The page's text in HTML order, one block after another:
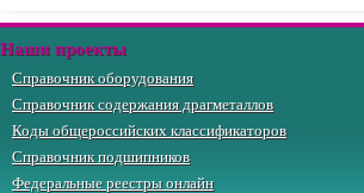
Наши проекты
Справочник оборудования
Справочник содержания драгметаллов
Коды общероссийских классификаторов
Справочник подшипников
Федеральные реестры онлайн